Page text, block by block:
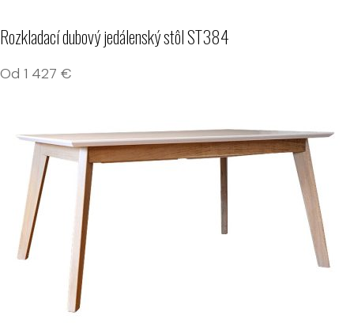
Rozkladací dubový jedálenský stôl ST384
Od 1 427 €